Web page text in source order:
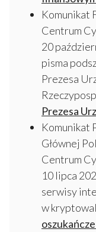
Komunikat
Centrum
20
pisma
Prezesa
Prezesa
Komunikat
Głównej
Centrum
10 lipca
serwisy
w